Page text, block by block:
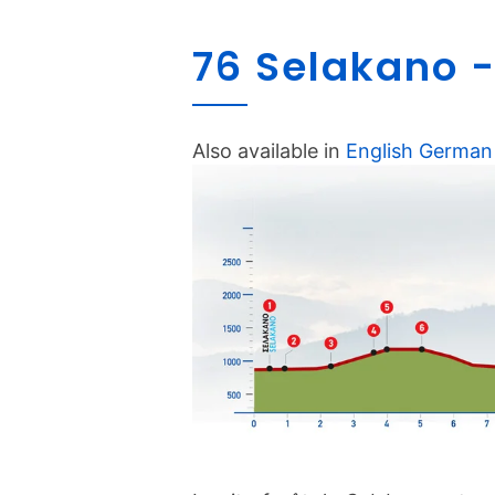
76 Selakano
Also available in English German